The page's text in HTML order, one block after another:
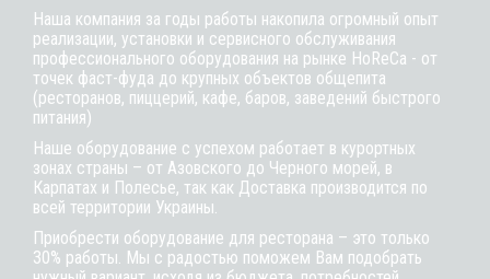
Наша компания за годы работы накопила огромный опыт
реализации, установки и сервисного обслуживания
профессионального оборудования на рынке HoReCa - от
точек фаст-фуда до крупных объектов общепита
(ресторанов, пиццерий, кафе, баров, заведений быстрого
питания)
Наше оборудование с успехом работает в курортных
зонах страны – от Азовского до Черного морей, в
Карпатах и Полесье, так как Доставка производится по
всей территории Украины.
Приобрести оборудование для ресторана – это только
30% работы. Мы с радостью поможем Вам подобрать